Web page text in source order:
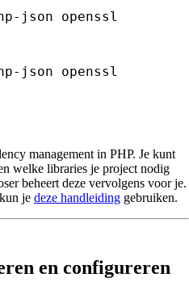
json openssl
json openssl
management in PHP. Je kunt
welke libraries je project nodig
beheert deze vervolgens voor je.
je deze handleiding gebruiken.
en configureren